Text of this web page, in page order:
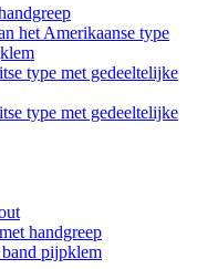
het Amerikaanse type
type met gedeeltelijke
type met gedeeltelijke
handgreep
pijpklem